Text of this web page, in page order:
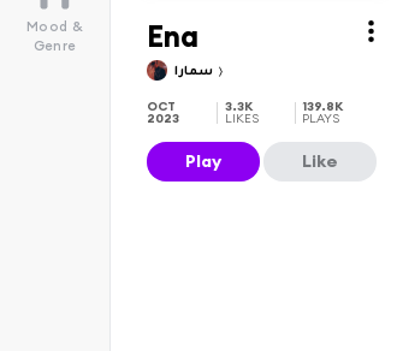
Mood &
Genre
Ena
OCT
2023
3.3K
LIKES
139.8K
PLAYS
Play Like